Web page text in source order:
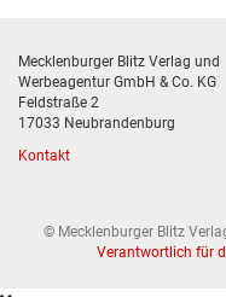
Mecklenburger Blitz Verlag und
Werbeagentur GmbH & Co. KG
Feldstraße 2
17033 Neubrandenburg
Kontakt
© Mecklenburger Blitz
Verantwortlich für